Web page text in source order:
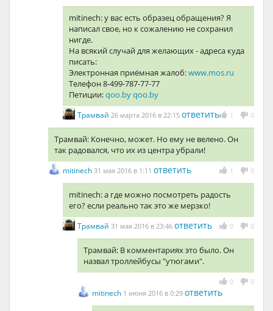
mitinech: у вас есть образец обращения? Я
написал свое, но к сожалению не сохранил
нигде.
На всякий случай для желающих - адреса куда
писать:
Электронная приёмная жалоб:www.mos.ru
Телефон 8-499-787-77-77
Петиции:qoo.byqoo.by
1 0
Трамвай 26 марта 2016 в 22:15 ответить
Трамвай: Конечно, может. Но ему не велено. Он
так радовался, что их из центра убрали!
1 0
mitinech 31 мая 2016 в 1:11 ответить
mitinech: а где можно посмотреть радость
его? если реально так это же мерзко!
0 0
Трамвай 31 мая 2016 в 23:46 ответить
Трамвай: В комментариях это было. Он
назвал троллейбусы "утюгами".
0 0
mitinech 1 июня 2016 в 0:29 ответить